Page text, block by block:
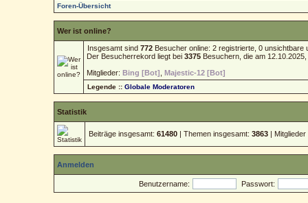
Foren-Übersicht
Wer ist online?
Insgesamt sind772 Besucher online: 2 registrierte, 0
Der Besucherrekord liegt bei3375 Besuchern, die am
Mitglieder:Bing [Bot] ,Majestic-12 [Bot]
Legende ::Globale Moderatoren
Statistik
Beiträge insgesamt:61480 | Themen insgesamt:3863 |
Anmelden
Benutzername: Passwort: